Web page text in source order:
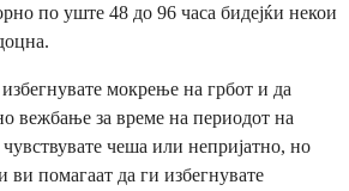
по уште 48 до 96 часа бидејќи некои
мокрење на грбот и да
вежбање за време на периодот на
чеша или непријатно, но
помагаат да ги избегнувате